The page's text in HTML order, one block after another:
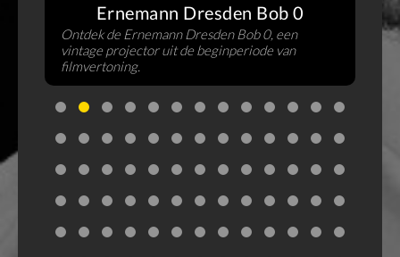
Ernemann Dresden Bob 0
Ontdek de Ernemann Dresden Bob 0, een
vintage projector uit de beginperiode van
filmvertoning.